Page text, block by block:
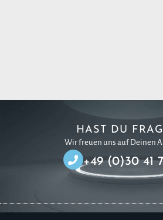
HAST DU
Wir freuen uns auf Deinen
+49 (0)30 41